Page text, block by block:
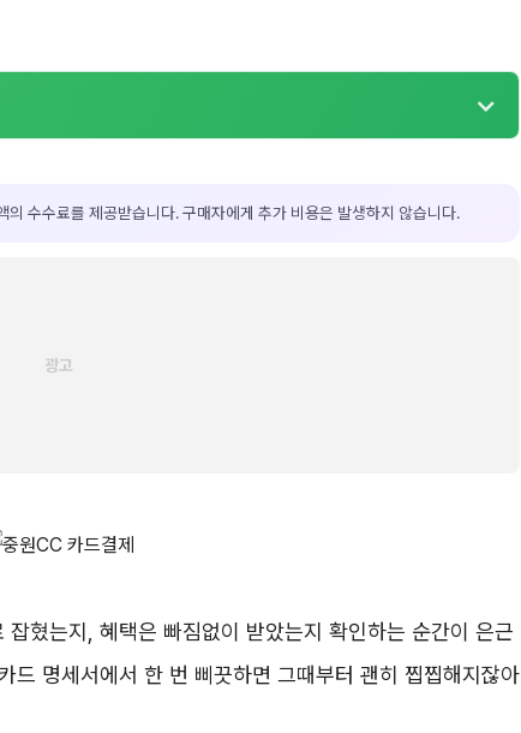
의 수수료를 제공받습니다. 구매자에게 추가 비용은 발생하지 않습니다.
혔는지, 혜택은 빠짐없이 받았는지 확인하는 순간이 은근
드 명세서에서 한 번 삐끗하면 그때부터 괜히 찝찝해지잖아